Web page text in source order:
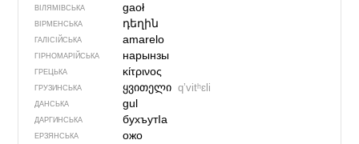
ВІЛЯМІВСЬКА gaoł
ВІРМЕНСЬКА դեղին
ГАЛІСІЙСЬКА amarelo
ГІРНОМАРІЙСЬКА нарынзы
ГРЕЦЬКА κίτρινος
ГРУЗИНСЬКА ყვითელი qʼvitʰɛli
ДАНСЬКА gul
ДАРГИНСЬКА бухъутIа
ЕРЗЯНСЬКА ожо